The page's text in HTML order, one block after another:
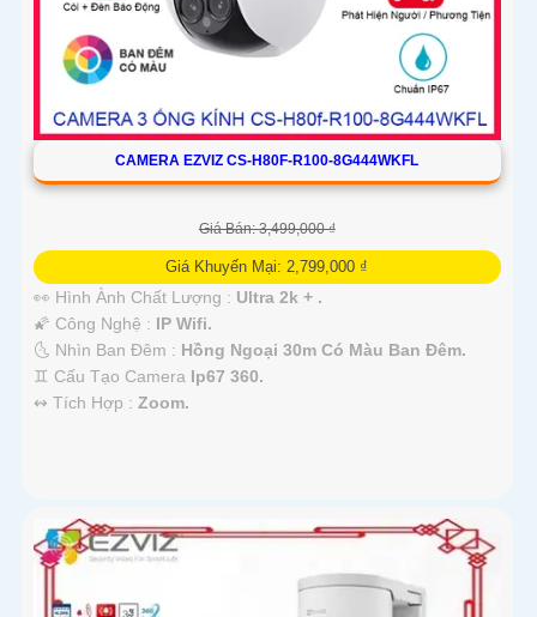
CAMERA EZVIZ CS-H80F-R100-8G444WKFL
Giá Bán: 3,499,000 ₫
Giá Khuyến Mại: 2,799,000 ₫
👀 Hình Ành Chất Lượng : Ultra 2k + .
🌠 Công Nghệ : IP Wifi.
🌜 Nhìn Ban Đêm : Hồng Ngoại 30m Có Màu Ban Ðêm.
♊ Cấu Tạo Camera Ip67 360.
️↭ Tích Hợp : Zoom.